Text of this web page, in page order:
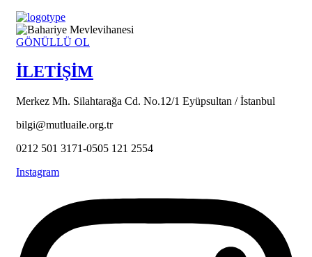
GÖNÜLLÜ OL
İLETİŞİM
Merkez Mh. Silahtarağa Cd. No.12/1 Eyüpsultan / İstanbul
bilgi@mutluaile.org.tr
0212 501 3171-0505 121 2554
Instagram